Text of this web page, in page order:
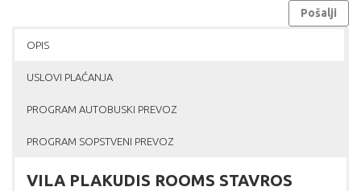
Pošalji
OPIS
USLOVI PLAĆANJA
PROGRAM AUTOBUSKI PREVOZ
PROGRAM SOPSTVENI PREVOZ
VILA PLAKUDIS ROOMS STAVROS